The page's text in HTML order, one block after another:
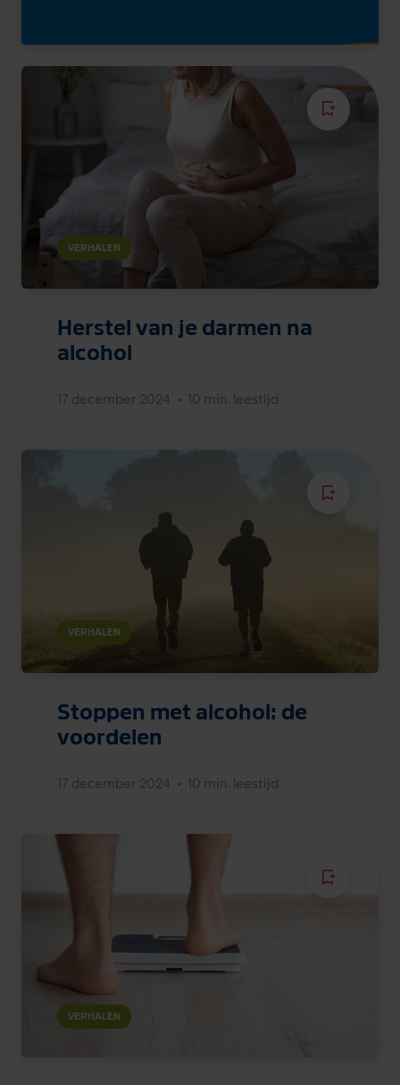
VERHALEN
Herstel van je darmen na
alcohol
17 december 2024 • 10 min. leestijd
VERHALEN
Stoppen met alcohol: de
voordelen
17 december 2024 • 10 min. leestijd
VERHALEN